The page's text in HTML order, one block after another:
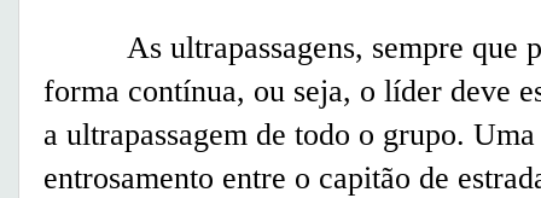
As ultrapassagens, sempre que
forma contínua, ou seja, o líder deve
a ultrapassagem de todo o grupo.
entrosamento entre o capitão de